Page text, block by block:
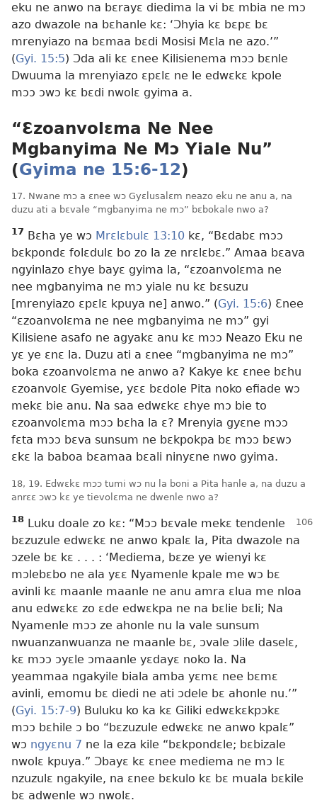
eku ne anwo na bɛrayɛ diedima la vi bɛ mbia ne mɔ
azo dwazole na bɛhanle kɛ: ‘Ɔhyia kɛ bɛpɛ bɛ
mrenyiazo na bɛmaa bɛdi Mosisi Mɛla ne azo.’”
(Gyi. 15:5) Ɔda ali kɛ ɛnee Kilisienema mɔɔ bɛnle
Dwuuma la mrenyiazo ɛpɛlɛ ne le edwɛkɛ kpole
mɔɔ ɔwɔ kɛ bɛdi nwolɛ gyima a.
“Ɛzoanvolɛma Ne Nee
Mgbanyima Ne Mɔ Yiale Nu”
(Gyima ne 15:6-12)
17. Nwane mɔ a ɛnee wɔ Gyɛlusalɛm neazo eku ne anu a, na
duzu ati a bɛvale “mgbanyima ne mɔ” bɛbokale nwo a?
17 Bɛha ye wɔ Mrɛlɛbulɛ 13:10 kɛ, “Bɛdabɛ mɔɔ
bɛkpondɛ folɛdulɛ bo zo la ze nrɛlɛbɛ.” Amaa bɛava
ngyinlazo ɛhye bayɛ gyima la, “ɛzoanvolɛma ne
nee mgbanyima ne mɔ yiale nu kɛ bɛsuzu
[mrenyiazo ɛpɛlɛ kpuya ne] anwo.” (Gyi. 15:6) Ɛnee
“ɛzoanvolɛma ne nee mgbanyima ne mɔ” gyi
Kilisiene asafo ne agyakɛ anu kɛ mɔɔ Neazo Eku ne
yɛ ye ɛnɛ la. Duzu ati a ɛnee “mgbanyima ne mɔ”
boka ɛzoanvolɛma ne anwo a? Kakye kɛ ɛnee bɛhu
ɛzoanvolɛ Gyemise, yɛɛ bɛdole Pita noko efiade wɔ
mekɛ bie anu. Na saa edwɛkɛ ɛhye mɔ bie to
ɛzoanvolɛma mɔɔ bɛha la ɛ? Mrenyia gyɛne mɔɔ
fɛta mɔɔ bɛva sunsum ne bɛkpokpa bɛ mɔɔ bɛwɔ
ɛkɛ la baboa bɛamaa bɛali ninyɛne nwo gyima.
18, 19. Edwɛkɛ mɔɔ tumi wɔ nu la boni a Pita hanle a, na duzu a
anrɛɛ ɔwɔ kɛ ye tievolɛma ne dwenle nwo a?
18 Luku doale zo kɛ: “Mɔɔ bɛvale mekɛ tendenle
bɛzuzule edwɛkɛ ne anwo kpalɛ la, Pita dwazole na
ɔzele bɛ kɛ . . . : ‘Mediema, bɛze ye wienyi kɛ
mɔlebɛbo ne ala yɛɛ Nyamenle kpale me wɔ bɛ
avinli kɛ maanle maanle ne anu amra ɛlua me nloa
anu edwɛkɛ zo ɛde edwɛkpa ne na bɛlie bɛli; Na
Nyamenle mɔɔ ze ahonle nu la vale sunsum
nwuanzanwuanza ne maanle bɛ, ɔvale ɔlile daselɛ,
kɛ mɔɔ ɔyɛle ɔmaanle yɛdayɛ noko la. Na
yeammaa ngakyile biala amba yɛmɛ nee bɛmɛ
avinli, emomu bɛ diedi ne ati ɔdele bɛ ahonle nu.’”
(Gyi. 15:7-9) Buluku ko ka kɛ Giliki edwɛkɛkpɔkɛ
mɔɔ bɛhile ɔ bo “bɛzuzule edwɛkɛ ne anwo kpalɛ”
wɔ ngyɛnu 7 ne la eza kile “bɛkpondɛle; bɛbizale
nwolɛ kpuya.” Ɔbayɛ kɛ ɛnee mediema ne mɔ lɛ
nzuzulɛ ngakyile, na ɛnee bɛkulo kɛ bɛ muala bɛkile
bɛ adwenle wɔ nwolɛ.